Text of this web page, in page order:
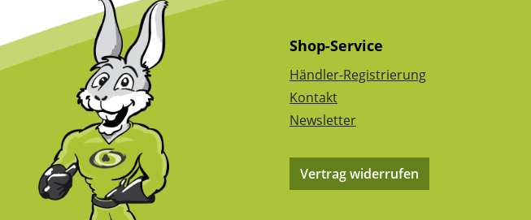
Shop-Service
Händler-Registrierung
Kontakt
Newsletter
Vertrag widerrufen